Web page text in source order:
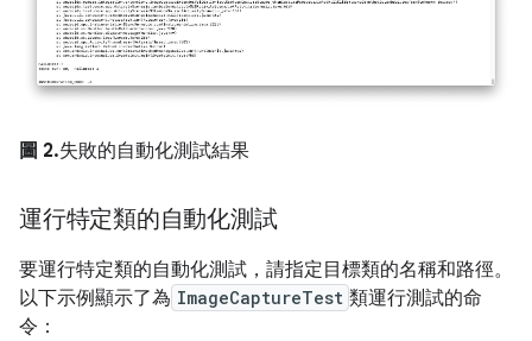
圖 2.失敗的自動化測試結果
運行特定類的自動化測試
要運行特定類的自動化測試，請指定目標類的名稱和路徑。
以下示例顯示了為 ImageCaptureTest 類運行測試的命
令：